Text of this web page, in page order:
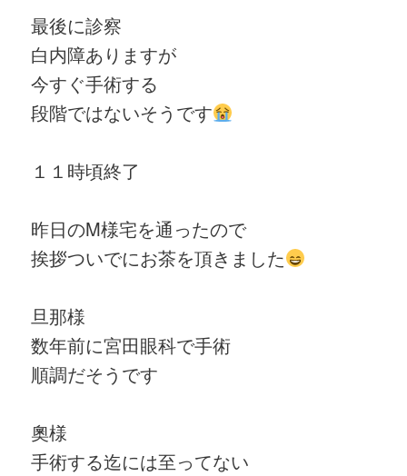
最後に診察
白内障ありますが
今すぐ手術する
段階ではないそうです
１１時頃終了
昨日のM様宅を通ったので
挨拶ついでにお茶を頂きました
旦那様
数年前に宮田眼科で手術
順調だそうです
奧様
手術する迄には至ってない